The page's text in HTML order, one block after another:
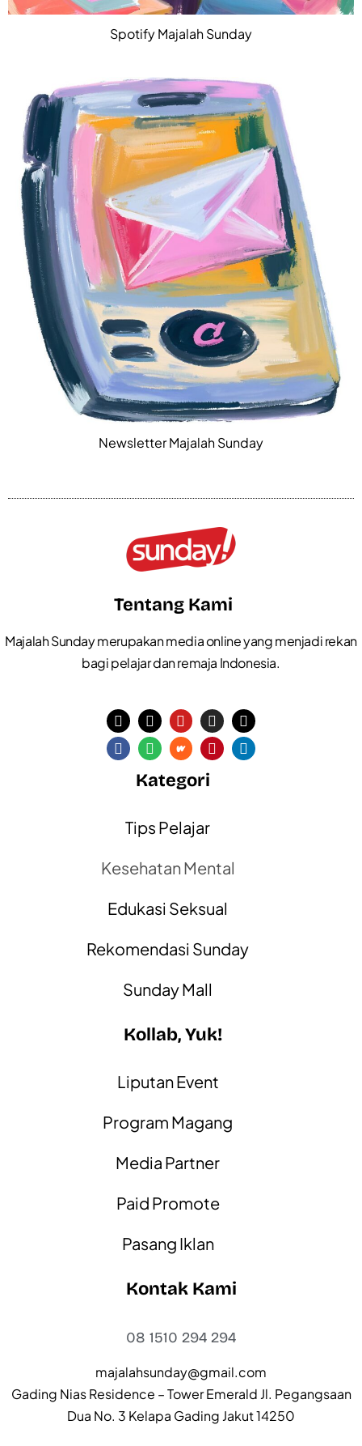
Spotify Majalah Sunday
Newsletter Majalah Sunday
Tentang Kami
Majalah Sunday merupakan media online yang menjadi rekan
bagi pelajar dan remaja Indonesia.
Kategori
Tips Pelajar
Kesehatan Mental
Edukasi Seksual
Rekomendasi Sunday
Sunday Mall
Kollab, Yuk!
Liputan Event
Program Magang
Media Partner
Paid Promote
Pasang Iklan
Kontak Kami
08 1510 294 294
majalahsunday@gmail.com
Gading Nias Residence – Tower Emerald Jl. Pegangsaan
Dua No. 3 Kelapa Gading Jakut 14250